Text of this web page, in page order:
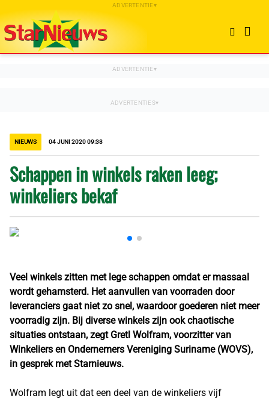
NIEUWS 04 JUNI 2020 09:38
Schappen in winkels raken leeg;
winkeliers bekaf
Veel winkels zitten met lege schappen omdat er massaal
wordt gehamsterd. Het aanvullen van voorraden door
leveranciers gaat niet zo snel, waardoor goederen niet meer
voorradig zijn. Bij diverse winkels zijn ook chaotische
situaties ontstaan, zegt Gretl Wolfram, voorzitter van
Winkeliers en Ondernemers Vereniging Suriname (WOVS),
in gesprek met Starnieuws.
Wolfram legt uit dat een deel van de winkeliers vijf